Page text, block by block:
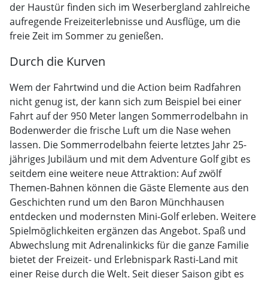
der Haustür finden sich im Weserbergland zahlreiche
aufregende Freizeiterlebnisse und Ausflüge, um die
freie Zeit im Sommer zu genießen.
Durch die Kurven
Wem der Fahrtwind und die Action beim Radfahren
nicht genug ist, der kann sich zum Beispiel bei einer
Fahrt auf der 950 Meter langen Sommerrodelbahn in
Bodenwerder die frische Luft um die Nase wehen
lassen. Die Sommerrodelbahn feierte letztes Jahr 25-
jähriges Jubiläum und mit dem Adventure Golf gibt es
seitdem eine weitere neue Attraktion: Auf zwölf
Themen-Bahnen können die Gäste Elemente aus den
Geschichten rund um den Baron Münchhausen
entdecken und modernsten Mini-Golf erleben. Weitere
Spielmöglichkeiten ergänzen das Angebot. Spaß und
Abwechslung mit Adrenalinkicks für die ganze Familie
bietet der Freizeit- und Erlebnispark Rasti-Land mit
einer Reise durch die Welt. Seit dieser Saison gibt es